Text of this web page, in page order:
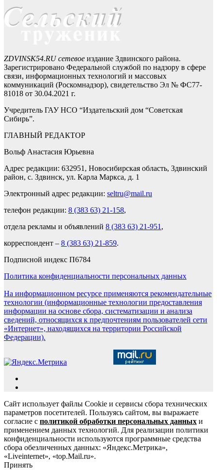
ZDVINSK54.RU сетевое издание Здвинского района.
Зарегистрировано Федеральной службой по надзору в сфере
связи, информационных технологий и массовых
коммуникаций (Роскомнадзор), свидетельство Эл № ФС77-
81018 от 30.04.2021 г.
Учредитель ГАУ НСО “Издательский дом “Советская
Сибирь”.
ГЛАВНЫЙ РЕДАКТОР
Вольф Анастасия Юрьевна
Адрес редакции: 632951, Новосибирская область, Здвинский
район, с. Здвинск, ул. Карла Маркса, д. 1
Электронный адрес редакции: seltru@mail.ru
телефон редакции: 8 (383 63) 21-158,
отдела рекламы и объявлений 8 (383 63) 21-951 ,
корреспондент – 8 (383 63) 21-859.
Подписной индекс П6784
Политика конфиденциальности персональных данных
На информационном ресурсе применяются рекомендательные
технологии (информационные технологии предоставления
информации на основе сбора, систематизации и анализа
сведений, относящихся к предпочтениям пользователей сети
«Интернет», находящихся на территории Российской
Федерации).
Сайт использует файлы Cookie и сервисы сбора технических
параметров посетителей. Пользуясь сайтом, вы выражаете
согласие с политикой обработки персональных данных и
применением данных технологий. Для реализации политики
конфиденциальности используются программные средства
сбора обезличенных данных: «Яндекс.Метрика»,
«Liveinternet», «top.Mail.ru».
Принять